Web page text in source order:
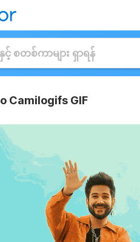
Camilogifs GIF